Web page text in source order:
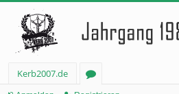
Kerb2007.de